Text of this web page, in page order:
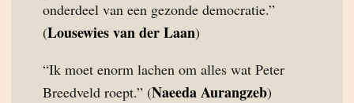
onderdeel van een gezonde democratie.”
(Lousewies van der Laan)
“Ik moet enorm lachen om alles wat Peter
Breedveld roept.” (Naeeda Aurangzeb)